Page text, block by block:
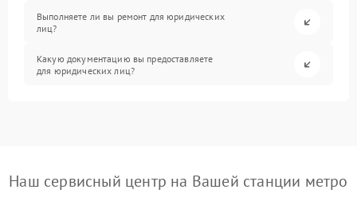
Выполняете ли вы ремонт для юридических
лиц?
Какую документацию вы предоставляете
для юридических лиц?
Наш сервисный центр на Вашей станции метро